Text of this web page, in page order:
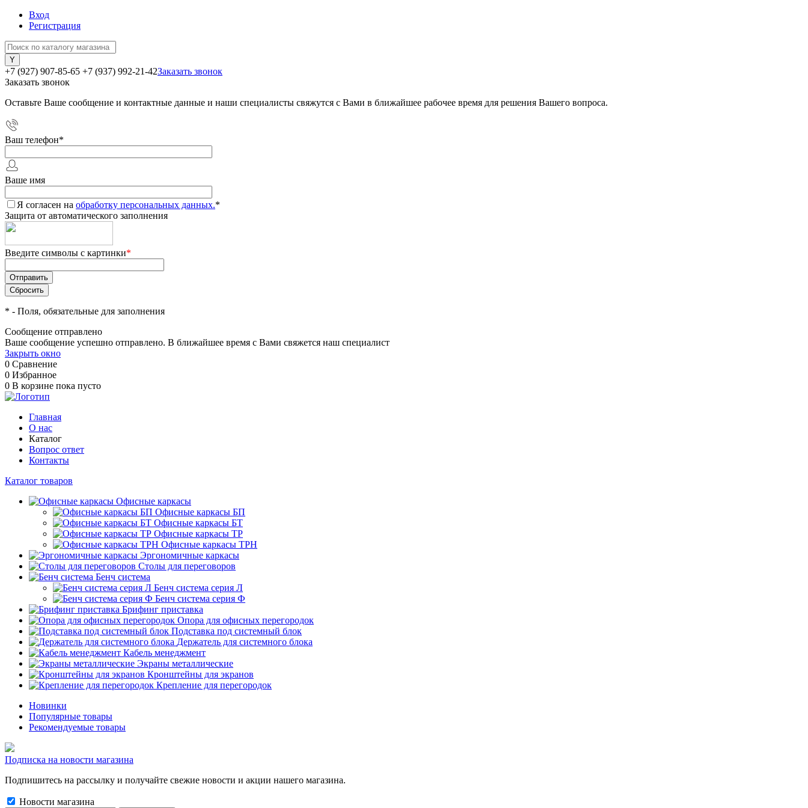
Вход
Регистрация
+7 (927) 907-85-65 +7 (937) 992-21-42Заказать звонок
Заказать звонок
Оставьте Ваше сообщение и контактные данные и наши специалисты свяжутся с Вами в ближайшее рабочее время для решения Вашего вопроса.
Ваш телефон*
Ваше имя
Я согласен на обработку персональных данных.*
Защита от автоматического заполнения
Введите символы с картинки*
* - Поля, обязательные для заполнения
Сообщение отправлено
Ваше сообщение успешно отправлено. В ближайшее время с Вами свяжется наш специалист
Закрыть окно
0 Сравнение
0 Избранное
0 В корзине пока пусто
Главная
О нас
Каталог
Вопрос ответ
Контакты
Каталог товаров
Офисные каркасы
Офисные каркасы БП
Офисные каркасы БТ
Офисные каркасы ТР
Офисные каркасы ТРН
Эргономичные каркасы
Столы для переговоров
Бенч система
Бенч система серия Л
Бенч система серия Ф
Брифинг приставка
Опора для офисных перегородок
Подставка под системный блок
Держатель для системного блока
Кабель менеджмент
Экраны металлические
Кронштейны для экранов
Крепление для перегородок
Новинки
Популярные товары
Рекомендуемые товары
Подписка на новости магазина
Подпишитесь на рассылку и получайте свежие новости и акции нашего магазина.
Новости магазина